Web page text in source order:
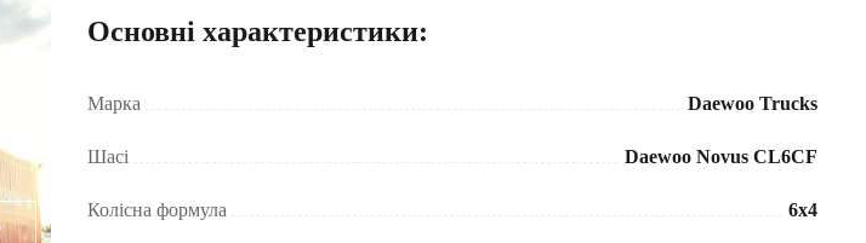
Основні характеристики:
Марка Daewoo Trucks
Шасі Daewoo Novus CL6CF
Колісна формула 6x4